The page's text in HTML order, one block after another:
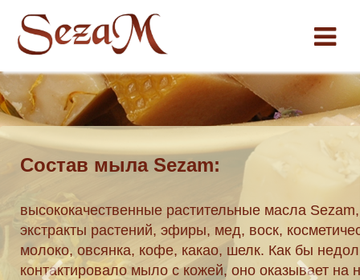
162 04 51.
трех
Состав мыла Sezam:
высококачественные растительные масла
экстракты растений, эфиры, мед, воск,
молоко, овсянка, кофе, какао, шелк. Как бы
контактировало мыло с кожей, оно оказывает на